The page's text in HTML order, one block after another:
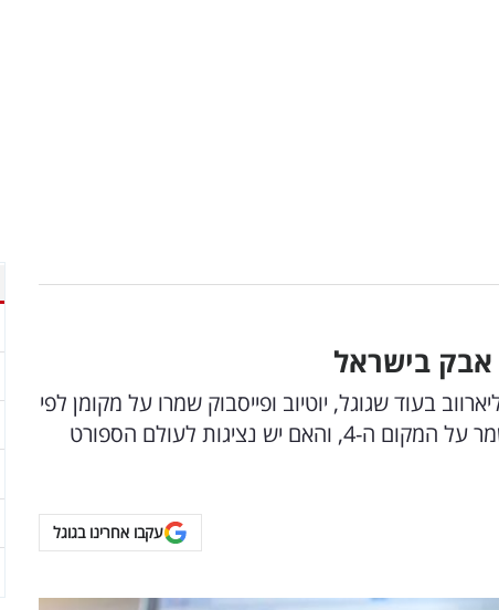
אבק בישראל
בעוד שגוגל, יוטיוב ופייסבוק שמרו על מקומן לפי
הסדר בפסגת האתרים הפופולאריים של הישראלים, YNET שמר על המקום ה-4, והאם יש נציגות לעולם הספורט
עקבו אחרינו בגוגל